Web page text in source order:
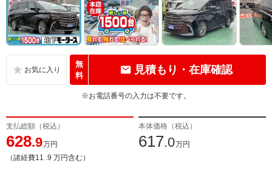
無
料
見積もり・在庫確認
※お電話番号の入力は不要です。
支払総額（税込）
628.9万円
（諸経費11 .9 万円含む）
本体価格（税込）
617.0万円